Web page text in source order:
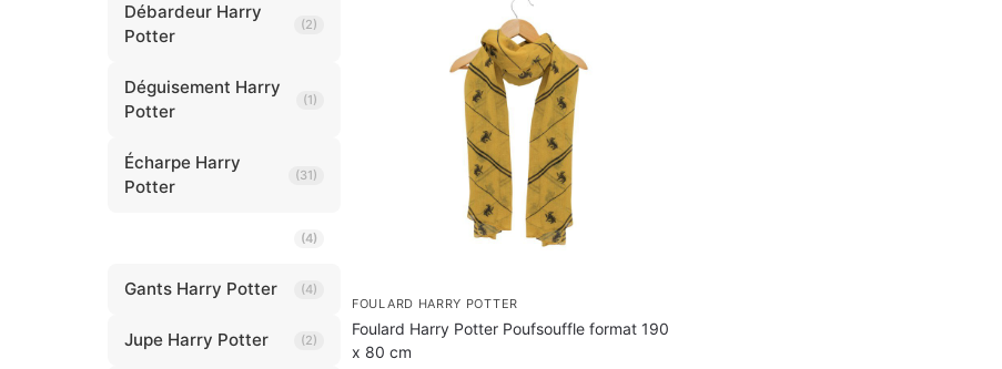
FOULARD HARRY POTTER
Foulard Harry Potter Poufsouffle format 190
x 80 cm
Débardeur Harry
Potter
(2)
Déguisement Harry
Potter
(1)
Écharpe Harry
Potter
(31)
(4)
Gants Harry Potter (4)
Jupe Harry Potter (2)